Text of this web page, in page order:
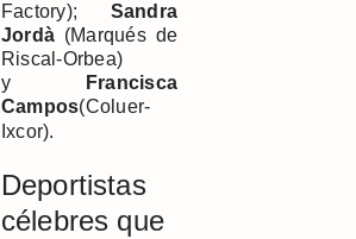
Factory); Sandra
Jordà (Marqués de
Riscal-Orbea)
y
Francisca
Campos(Coluer-
Ixcor).
Deportistas
célebres que